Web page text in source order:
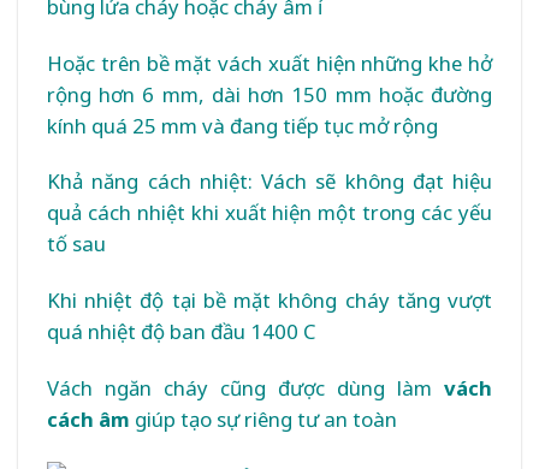
bùng lửa cháy hoặc cháy âm ỉ
Hoặc trên bề mặt vách xuất hiện những khe hở
rộng hơn 6 mm, dài hơn 150 mm hoặc đường
kính quá 25 mm và đang tiếp tục mở rộng
Khả năng cách nhiệt: Vách sẽ không đạt hiệu
quả cách nhiệt khi xuất hiện một trong các yếu
tố sau
Khi nhiệt độ tại bề mặt không cháy tăng vượt
quá nhiệt độ ban đầu 1400 C
Vách ngăn cháy cũng được dùng làm vách
cách âm giúp tạo sự riêng tư an toàn